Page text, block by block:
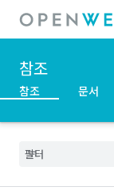
참조
참조 문서